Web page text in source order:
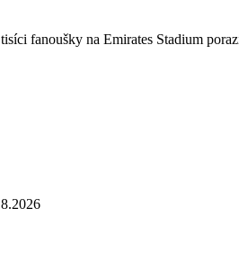
fanoušky na Emirates Stadium